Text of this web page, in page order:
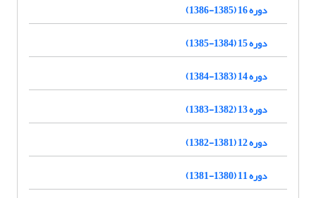
دوره 16 (1385-1386)
دوره 15 (1384-1385)
دوره 14 (1383-1384)
دوره 13 (1382-1383)
دوره 12 (1381-1382)
دوره 11 (1380-1381)